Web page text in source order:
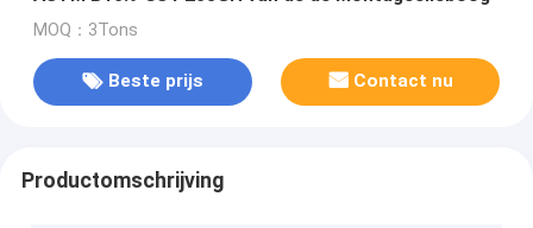
MOQ：3Tons
Beste prijs Contact nu
Productomschrijving